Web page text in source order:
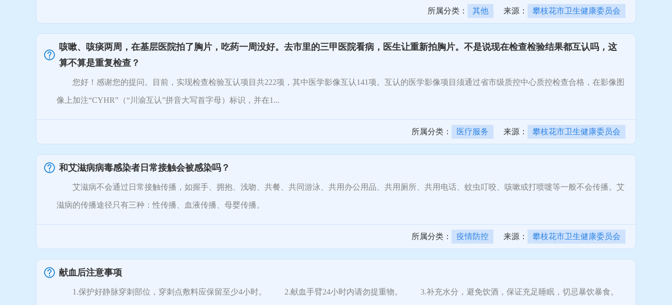
所属分类： 其他 来源： 攀枝花市卫生健康委员会
咳嗽、咳痰两周，在基层医院拍了胸片，吃药一周没好。去市里的三甲医院看病，医生让重新拍胸片。不是说现在检查检验结果都互认吗，这
算不算是重复检查？
您好！感谢您的提问。目前，实现检查检验互认项目共222项，其中医学影像互认141项。互认的医学影像项目须通过省市级质控中心质控检查合格，在影像图
像上加注“CYHR”（“川渝互认”拼音大写首字母）标识，并在1...
所属分类： 医疗服务 来源： 攀枝花市卫生健康委员会
和艾滋病病毒感染者日常接触会被感染吗？
艾滋病不会通过日常接触传播，如握手、拥抱、浅吻、共餐、共同游泳、共用办公用品、共用厕所、共用电话、蚊虫叮咬、咳嗽或打喷嚏等一般不会传播。艾
滋病的传播途径只有三种：性传播、血液传播、母婴传播。
所属分类： 疫情防控 来源： 攀枝花市卫生健康委员会
献血后注意事项
1.保护好静脉穿刺部位，穿刺点敷料应保留至少4小时。 2.献血手臂24小时内请勿提重物。 3.补充水分，避免饮酒，保证充足睡眠，切忌暴饮暴食。